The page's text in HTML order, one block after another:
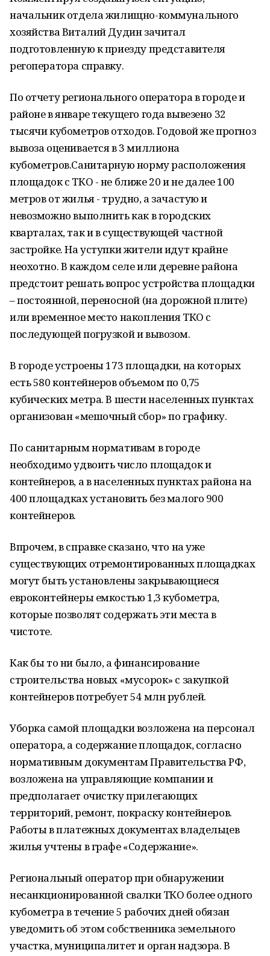
начальник отдела жилищно-коммунального
хозяйства Виталий Дудин зачитал
подготовленную к приезду представителя
регоператора справку.
По отчету регионального оператора в городе и
районе в январе текущего года вывезено 32
тысячи кубометров отходов. Годовой же прогноз
вывоза оценивается в 3 миллиона
кубометров.Санитарную норму расположения
площадок с ТКО - не ближе 20 и не далее 100
метров от жилья - трудно, а зачастую и
невозможно выполнить как в городских
кварталах, так и в существующей частной
застройке. На уступки жители идут крайне
неохотно. В каждом селе или деревне района
предстоит решать вопрос устройства площадки
– постоянной, переносной (на дорожной плите)
или временное место накопления ТКО с
последующей погрузкой и вывозом.
В городе устроены 173 площадки, на которых
есть 580 контейнеров объемом по 0,75
кубических метра. В шести населенных пунктах
организован «мешочный сбор» по графику.
По санитарным нормативам в городе
необходимо удвоить число площадок и
контейнеров, а в населенных пунктах района на
400 площадках установить без малого 900
контейнеров.
Впрочем, в справке сказано, что на уже
существующих отремонтированных площадках
могут быть установлены закрывающиеся
евроконтейнеры емкостью 1,3 кубометра,
которые позволят содержать эти места в
чистоте.
Как бы то ни было, а финансирование
строительства новых «мусорок» с закупкой
контейнеров потребует 54 млн рублей.
Уборка самой площадки возложена на персонал
оператора, а содержание площадок, согласно
нормативным документам Правительства РФ,
возложена на управляющие компании и
предполагает очистку прилегающих
территорий, ремонт, покраску контейнеров.
Работы в платежных документах владельцев
жилья учтены в графе «Содержание».
Региональный оператор при обнаружении
несанкционированной свалки ТКО более одного
кубометра в течение 5 рабочих дней обязан
уведомить об этом собственника земельного
участка, муниципалитет и орган надзора. В